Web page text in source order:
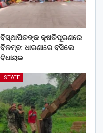
ବିସ୍ଥାପିତଙ୍କ କ୍ଷତିପୂରଣରେ
ବିଳମ୍ବ: ଧାରଣାରେ ବସିଲେ
ବିଧାୟକ
STATE